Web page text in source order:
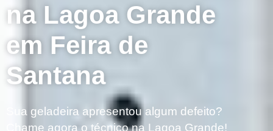
na Lagoa Grande
em Feira de
Santana
Sua geladeira apresentou algum defeito?
Chame agora o técnico na Lagoa Grande!